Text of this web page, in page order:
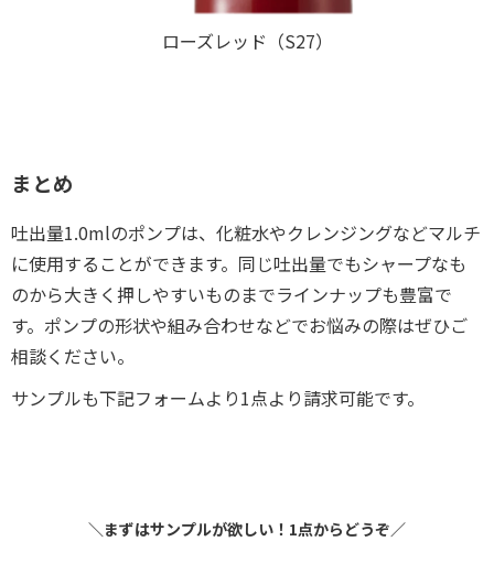
ローズレッド（S27）
まとめ
吐出量1.0mlのポンプは、化粧水やクレンジングなどマルチ
に使用することができます。同じ吐出量でもシャープなも
のから大きく押しやすいものまでラインナップも豊富で
す。ポンプの形状や組み合わせなどでお悩みの際はぜひご
相談ください。
サンプルも下記フォームより1点より請求可能です。
＼まずはサンプルが欲しい！1点からどうぞ／